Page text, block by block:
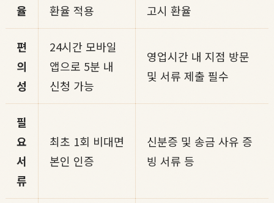
율
환율 적용
고시 환율
편
의
성
24시간 모바일
앱으로 5분 내
신청 가능
영업시간 내 지점 방문
및 서류 제출 필수
필
요
서
류
최초 1회 비대면
본인 인증
신분증 및 송금 사유 증
빙 서류 등